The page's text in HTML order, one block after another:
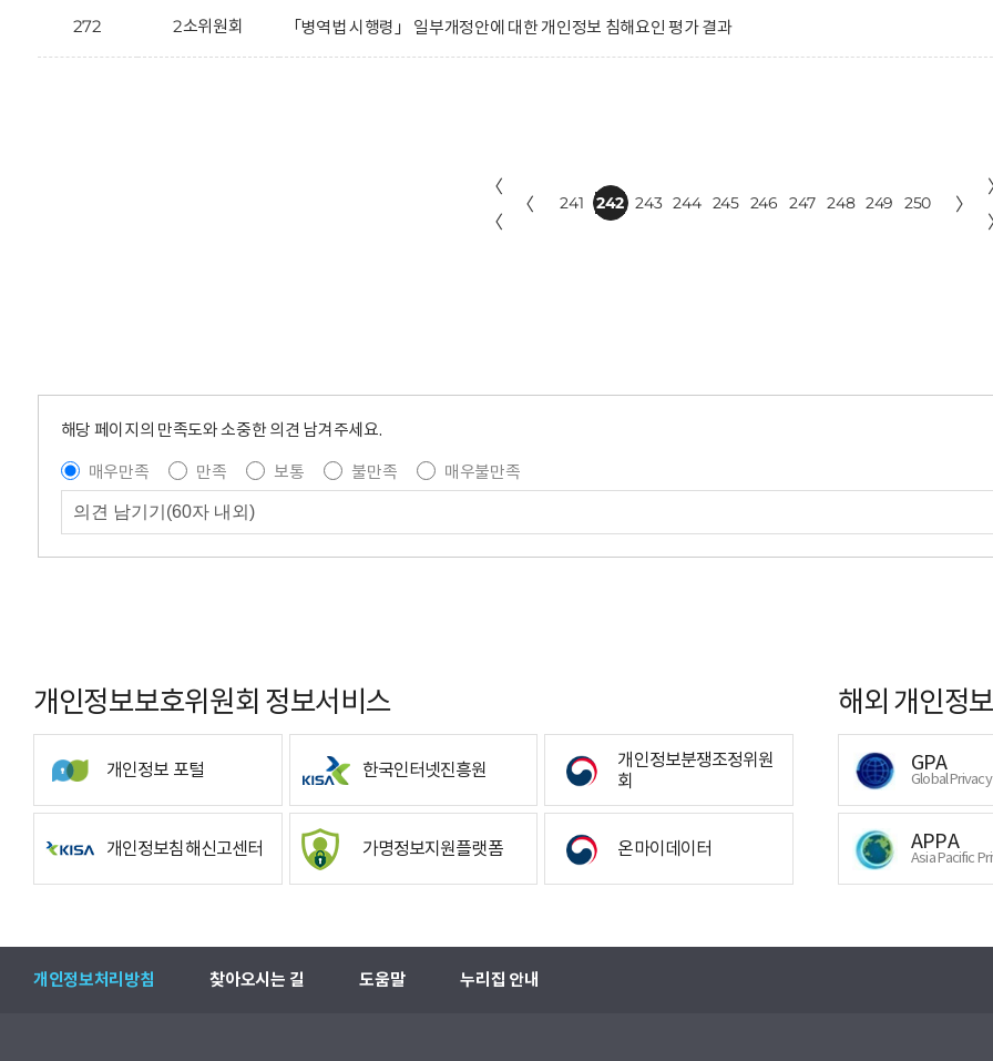
272 2소위원회 「병역법 시행령」 일부개정안에 대한 개인정보 침해요인 평가 결과
〈
〈
〈 241 242 243 244 245 246 247 248 249 250 〉
해당 페이지의 만족도와 소중한 의견 남겨주세요.
매우만족
만족 보통 불만족
매우불만족
개인정보보호위원회 정보서비스
개인정보 포털 한국인터넷진흥원
개인정보분쟁조정위원
회
개인정보침해신고센터 가명정보지원플랫폼 온마이데이터
해외 개인정
GPA
Global
APPA
Asia Pacific
개인정보처리방침 찾아오시는 길 도움말 누리집 안내